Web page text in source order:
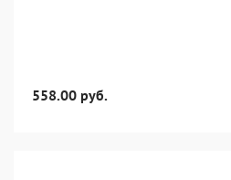
558.00 руб.